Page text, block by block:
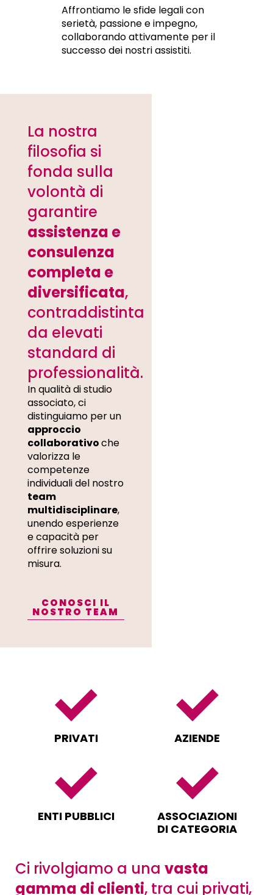
Affrontiamo le sfide legali con
serietà, passione e impegno,
collaborando attivamente per il
successo dei nostri assistiti.
La nostra
filosofia si
fonda sulla
volontà di
garantire
assistenza e
consulenza
completa e
diversificata,
contraddistinta
da elevati
standard di
professionalità.
In qualità di studio
associato, ci
distinguiamo per un
approccio
collaborativoche
valorizza le
competenze
individuali del nostro
team
multidisciplinare,
unendo esperienze
e capacità per
offrire soluzioni su
misura.
CONOSCI IL
NOSTRO TEAM
PRIVATI AZIENDE
ENTI PUBBLICI
ASSOCIAZIONI
DI CATEGORIA
Ci rivolgiamo a una vasta
gamma di clienti, tra cui privati,